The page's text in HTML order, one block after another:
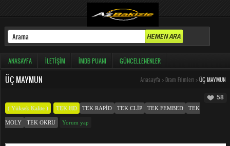
ANASAYFA İLETIŞIM İMDB PUANI GÜNCELLENENLER
ÜÇ MAYMUN Anasayfa > Dram Filmleri > ÜÇ MAYMUN
58
( Yüksek Kalite ) TEK HD TEK RAPID TEK CLIP TEK FEMBED TEK
MOLY TEK OKRU Yorum yap